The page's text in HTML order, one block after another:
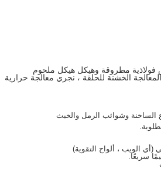
مطروقة وهيكل هيكل ملحوم
الخشنة للحلقة ، نجري معالجة حرارية
الساخنة وشوائب الرمل والخبث
الويب ، ألواح التقوية)
سريعًا.